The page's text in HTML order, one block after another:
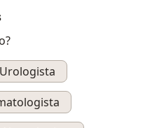
Urologista